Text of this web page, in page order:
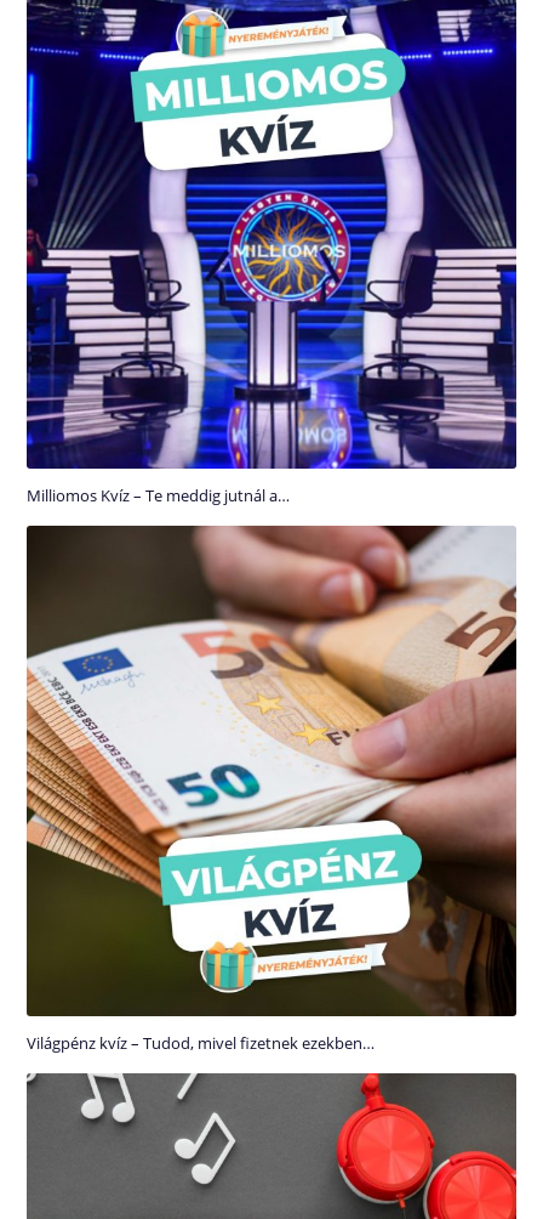
Milliomos Kvíz – Te meddig jutnál a…
Világpénz kvíz – Tudod, mivel fizetnek ezekben…